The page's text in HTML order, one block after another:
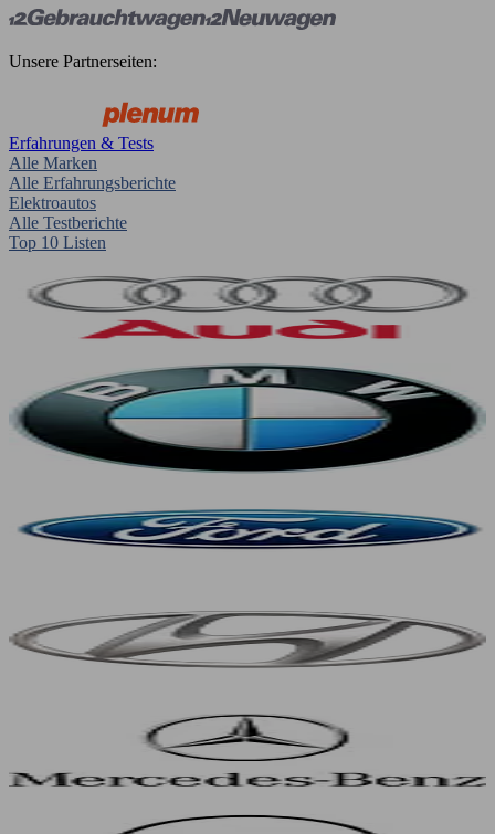
Unsere Partnerseiten:
Erfahrungen & Tests
Alle Marken
Alle Erfahrungsberichte
Elektroautos
Alle Testberichte
Top 10 Listen